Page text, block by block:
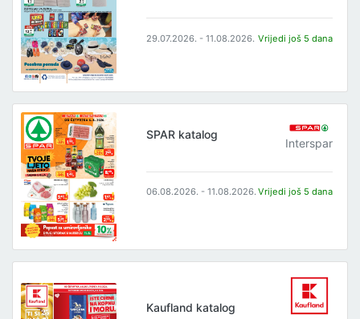
29.07.2026. - 11.08.2026. Vrijedi još 5 dana
SPAR katalog
Interspar
06.08.2026. - 11.08.2026. Vrijedi još 5 dana
Kaufland katalog